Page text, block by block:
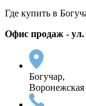
Где купить в
Офис продаж -
Богучар,
Воронежская